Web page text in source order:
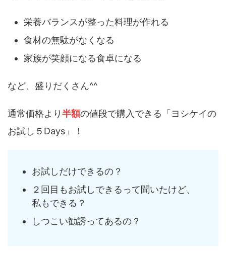
栄養バランスが整った料理が作れる
食材の無駄がなくなる
家族が笑顔になる食卓になる
など、盛りだくさん^^
通常価格より半額の値段で購入できる「ヨシケイの
お試し５Days」！
お試しだけできるの？
２回目もお試しできるって聞いたけど、
私もできる？
しつこい勧誘ってあるの？